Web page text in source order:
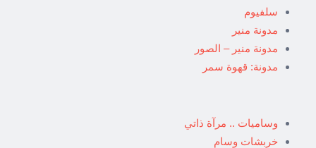
سلفيوم
مدونة منير
مدونة منير – الصور
مدونة: قهوة سمر
وساميات .. مرآة ذاتي
خربشات وسام